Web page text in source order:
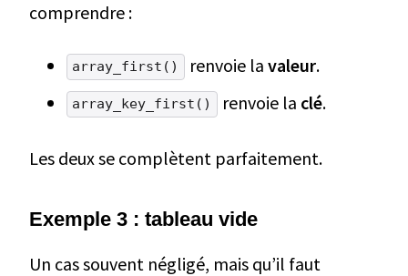
comprendre :
array_first() renvoie la valeur.
array_key_first() renvoie la clé.
Les deux se complètent parfaitement.
Exemple 3 : tableau vide
Un cas souvent négligé, mais qu’il faut